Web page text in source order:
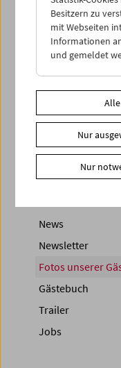
< zurück zur
News
Newsletter
Fotos unserer
Gästebuch
Trailer
Jobs
Besitzern zu
mit Webseiten
Informationen
und gemeldet
Nur
Nur